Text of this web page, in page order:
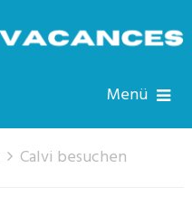
Menü
Calvi besuchen